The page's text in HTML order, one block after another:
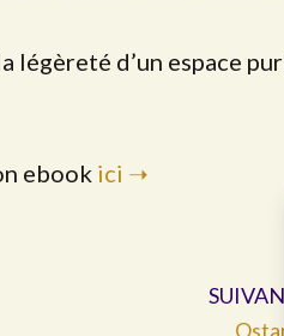
d’un espace
ebook ici ➝